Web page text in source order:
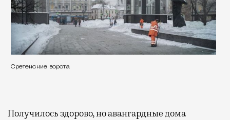
Сретенские ворота
Получилось здорово, но авангардные дома